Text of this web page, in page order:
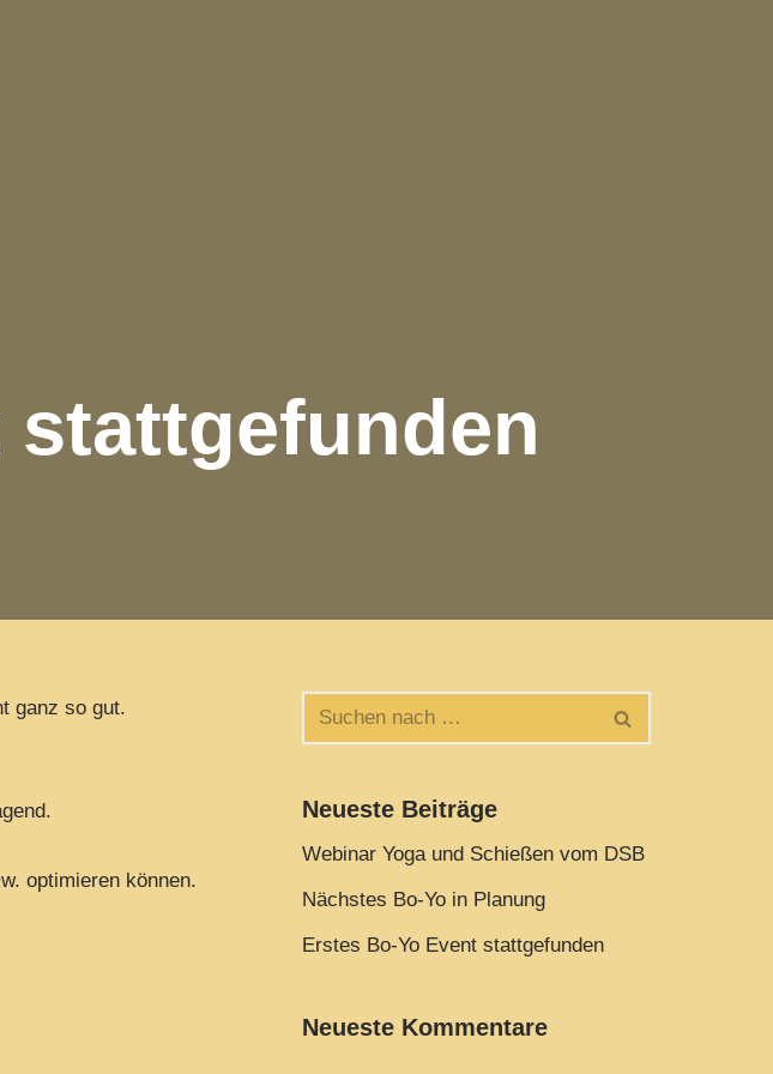
stattgefunden
ganz so gut.
optimieren können.
Neueste Beiträge
Webinar Yoga und Schießen vom DSB
Nächstes Bo-Yo in Planung
Erstes Bo-Yo Event stattgefunden
Neueste Kommentare